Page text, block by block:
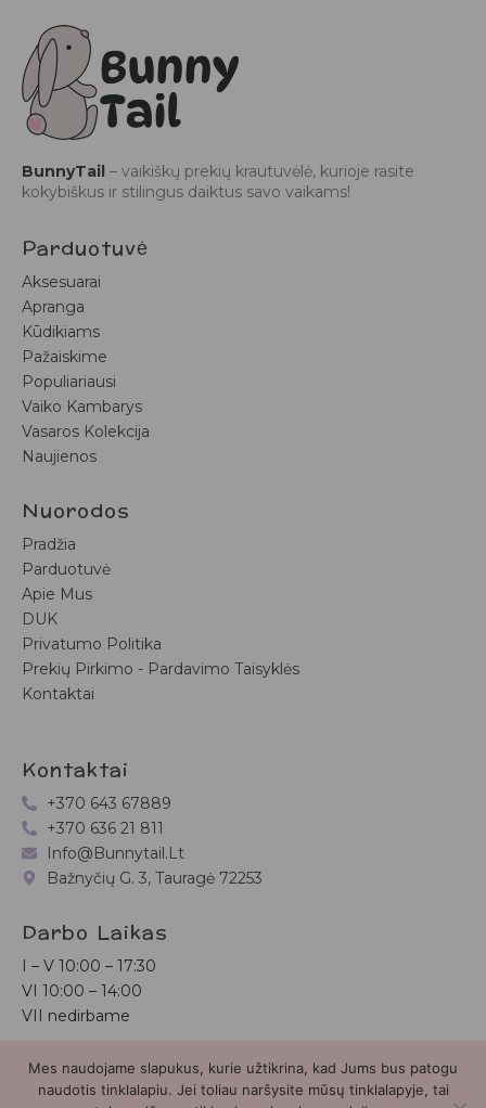
BunnyTail – vaikiškų prekių krautuvėlė, kurioje rasite
kokybiškus ir stilingus daiktus savo vaikams!
Parduotuvė
Aksesuarai
Apranga
Kūdikiams
Pažaiskime
Populiariausi
Vaiko Kambarys
Vasaros Kolekcija
Naujienos
Nuorodos
Pradžia
Parduotuvė
Apie Mus
DUK
Privatumo Politika
Prekių Pirkimo - Pardavimo Taisyklės
Kontaktai
Kontaktai
+370 643 67889
+370 636 21 811
Info@bunnytail.lt
Bažnyčių G. 3, Tauragė 72253
Darbo Laikas
I – V 10:00 – 17:30
VI 10:00 – 14:00
VII nedirbame
Bunnytail.lt| Copyright 2026 | Svetainė sukurtaMyra.lt
Mes naudojame slapukus, kurie užtikrina, kad Jums bus patogu
naudotis tinklalapiu. Jei toliau naršysite mūsų tinklalapyje, tai